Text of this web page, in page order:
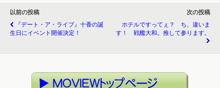
以前の投稿
『デート・ア・ライブ』十香の誕
生日にイベント開催決定！
次の投稿
ホテルですってぇ？ ち、違いま
す！ 戦艦大和。推して参ります。